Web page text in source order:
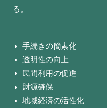
る。
手続きの簡素化
透明性の向上
民間利用の促進
財源確保
地域経済の活性化